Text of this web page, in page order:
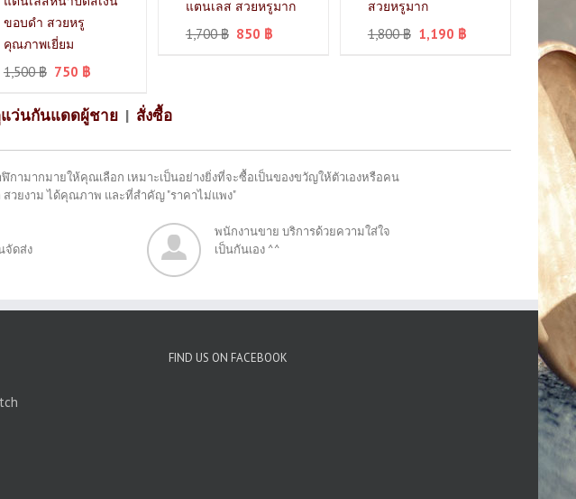
ขอบดำ สวยหรู
คุณภาพเยี่ยม
1,500฿ 750 ฿
แตนเลส สวยหรูมาก
1,700฿ 850 ฿
สวยหรูมาก
1,800฿ 1,190 ฿
ว่นกันแดดผู้ชาย | สั่งซื้อ
ามากมายให้คุณเลือก เหมาะเป็นอย่างยิ่งที่จะซื้อเป็นของขวัญให้ตัวเองหรือคน
สวยงาม ได้คุณภาพ และที่สำคัญ "ราคาไม่แพง"
จัดส่ง
พนักงานขาย บริการด้วยความใส่ใจ
เป็นกันเอง ^^
FIND US ON FACEBOOK